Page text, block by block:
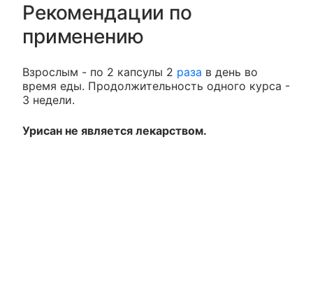
Рекомендации по
применению
Взрослым - по 2 капсулы 2 раза в день во
время еды. Продолжительность одного курса -
3 недели.
Урисан не является лекарством.